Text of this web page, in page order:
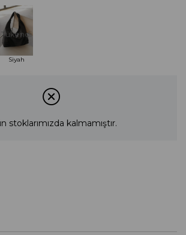
Tükendi
Siyah
stoklarımızda kalmamıştır.